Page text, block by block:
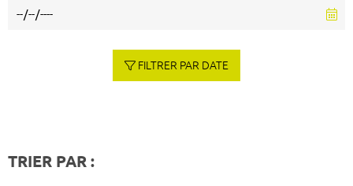
FILTRER PAR DATE
TRIER PAR :